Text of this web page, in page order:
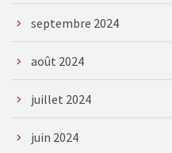
septembre 2024
août 2024
juillet 2024
juin 2024